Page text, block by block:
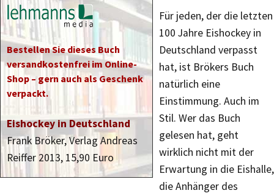
Bestellen Sie dieses Buch
versandkostenfrei im Online-
Shop – gern auch als Geschenk
verpackt.
Eishockey in Deutschland
Frank Bröker, Verlag Andreas
Reiffer 2013, 15,90 Euro
Für jeden, der die letzten
100 Jahre Eishockey in
Deutschland verpasst
hat, ist Brökers Buch
natürlich eine
Einstimmung. Auch im
Stil. Wer das Buch
gelesen hat, geht
wirklich nicht mit der
Erwartung in die Eishalle,
die Anhänger des